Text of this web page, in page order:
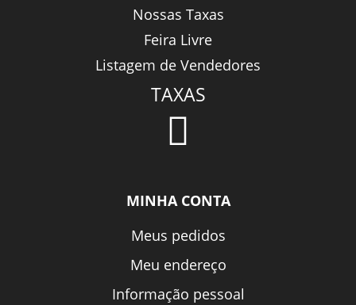
Nossas Taxas
Feira Livre
Listagem de Vendedores
TAXAS
MINHA CONTA
Meus pedidos
Meu endereço
Informação pessoal